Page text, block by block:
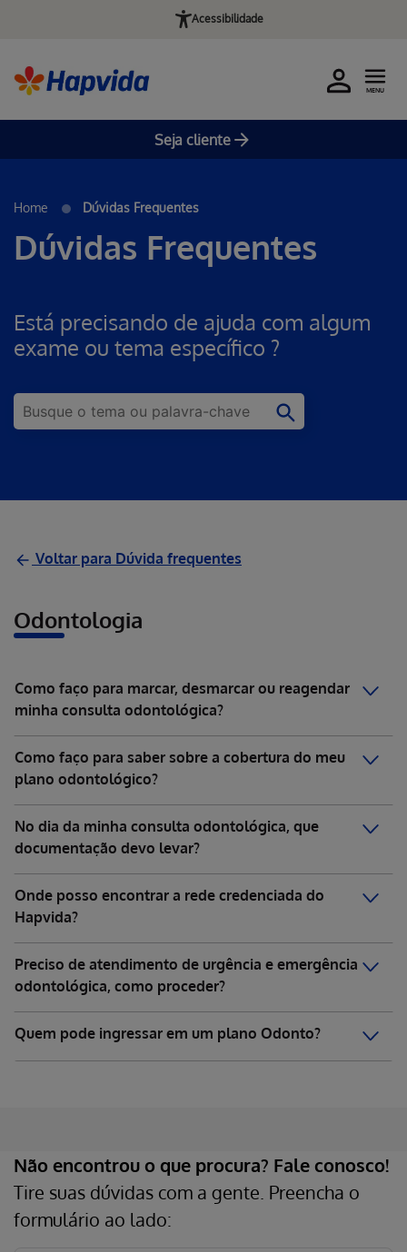
Acessibilidade
Seja cliente
MENU
Home Dúvidas Frequentes
Dúvidas Frequentes
Está precisando de ajuda com algum
exame ou tema específico ?
Voltar para Dúvida frequentes
Odontologia
Como faço para marcar, desmarcar ou reagendar
minha consulta odontológica?
Como faço para saber sobre a cobertura do meu
plano odontológico?
No dia da minha consulta odontológica, que
documentação devo levar?
Onde posso encontrar a rede credenciada do
Hapvida?
Preciso de atendimento de urgência e emergência
odontológica, como proceder?
Quem pode ingressar em um plano Odonto?
Não encontrou o que procura? Fale conosco!
Tire suas dúvidas com a gente. Preencha o
formulário ao lado: